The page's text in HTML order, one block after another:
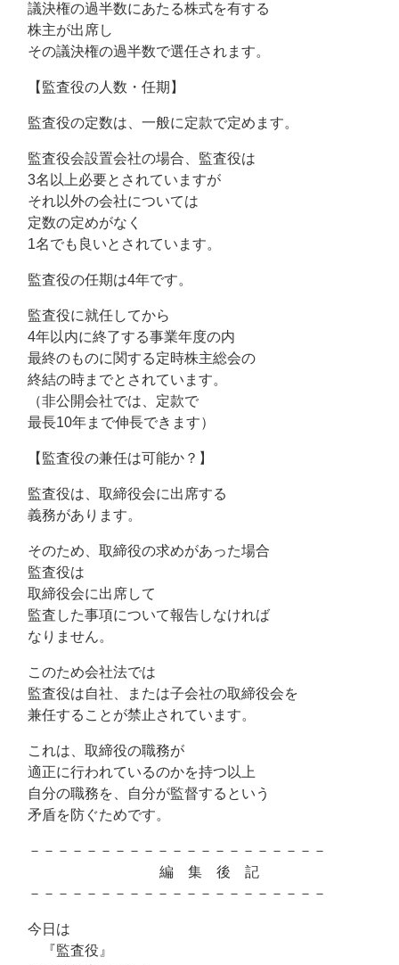
議決権の過半数にあたる株式を有する
株主が出席し
その議決権の過半数で選任されます。
【監査役の人数・任期】
監査役の定数は、一般に定款で定めます。
監査役会設置会社の場合、監査役は
3名以上必要とされていますが
それ以外の会社については
定数の定めがなく
1名でも良いとされています。
監査役の任期は4年です。
監査役に就任してから
4年以内に終了する事業年度の内
最終のものに関する定時株主総会の
終結の時までとされています。
（非公開会社では、定款で
最長10年まで伸長できます）
【監査役の兼任は可能か？】
監査役は、取締役会に出席する
義務があります。
そのため、取締役の求めがあった場合
監査役は
取締役会に出席して
監査した事項について報告しなければ
なりません。
このため会社法では
監査役は自社、または子会社の取締役会を
兼任することが禁止されています。
これは、取締役の職務が
適正に行われているのかを持つ以上
自分の職務を、自分が監督するという
矛盾を防ぐためです。
－－－－－－－－－－－－－－－－－－－－－
編 集 後 記
－－－－－－－－－－－－－－－－－－－－－
今日は
『監査役』